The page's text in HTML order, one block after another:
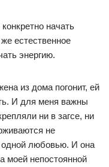
начать
естественное
энергию.
из дома погонит, ей
И для меня важны
ни в загсе, ни
не
любовью. И она
моей непостоянной